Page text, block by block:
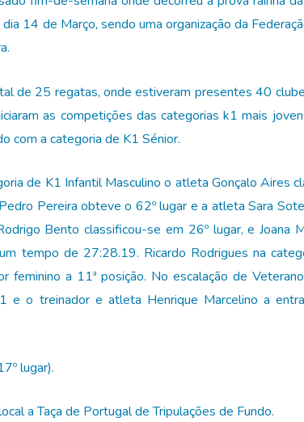
14 de Março, sendo uma organização da
de 25 regatas, onde estiveram presentes 40
as competições das categorias k1 mais
com a categoria de K1 Sénior.
de K1 Infantil Masculino o atleta Gonçalo Aires
Pereira obteve o 62º lugar e a atleta Sara
Bento classificou-se em 26º lugar, e Joana
tempo de 27:28.19. Ricardo Rodrigues na
a 11ª posição. No escalação de
e o treinador e atleta Henrique Marcelino a
lugar).
a Taça de Portugal de Tripulações de Fundo.